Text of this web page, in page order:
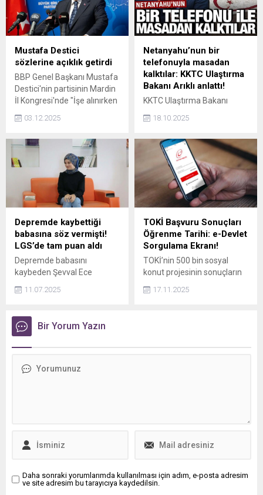
Mustafa Destici
sözlerine açıklık getirdi
BBP Genel Başkanı Mustafa
Destici'nin partisinin Mardin
İl Kongresi'nde "İşe alınırken
Evlenmeyenleri işe
gündem olmuştu. Destici
sözlerine açıklık getirdi.
03.12.2025
Netanyahu’nun bir
telefonuyla masadan
kalktılar: KKTC Ulaştırma
Bakanı Arıklı anlattı!
KKTC Ulaştırma Bakanı
yapılacak seçimlerde
Arıklı, Netanyahu'nun bir
telefonu ile GKRY'nin Türkler
ile uzlaşmak istemedikleri
için müzakere masasından
nasıl kalktığını anlattı.
18.10.2025
Depremde kaybettiği
babasına söz vermişti!
LGS’de tam puan aldı
Depremde babasını
kaybeden Şevval Ece
tuttu. LGS’de tüm soruları
puan alan Kılınçer, Türkiye
birincisi oldu.
11.07.2025
TOKİ Başvuru Sonuçları
Öğrenme Tarihi: e-Devlet
Sorgulama Ekranı!
TOKİ’nin 500 bin sosyal
konut projesinin sonuçların
sürecini tamamlayan
17.11.2025
Bir Yorum Yazın
Daha sonraki yorumlarımda kullanılması için adım, e-posta adresim
ve site adresim bu tarayıcıya kaydedilsin.